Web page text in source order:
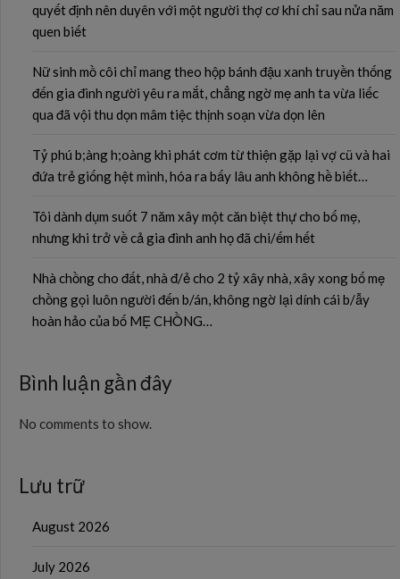
quyết định nên duyên với một người thợ cơ khí chỉ sau nửa năm
quen biết
Nữ sinh mồ côi chỉ mang theo hộp bánh đậu xanh truyền thống
đến gia đình người yêu ra mắt, chẳng ngờ mẹ anh ta vừa liếc
qua đã vội thu dọn mâm tiệc thịnh soạn vừa dọn lên
Tỷ phú b;àng h;oàng khi phát cơm từ thiện gặp lại vợ cũ và hai
đứa trẻ giống hệt mình, hóa ra bấy lâu anh không hề biết…
Tôi dành dụm suốt 7 năm xây một căn biệt thự cho bố mẹ,
nhưng khi trở về cả gia đình anh họ đã chi/ếm hết
Nhà chồng cho đất, nhà đ/ẻ cho 2 tỷ xây nhà, xây xong bố mẹ
chồng gọi luôn người đến b/án, không ngờ lại dính cái b/ẫy
hoàn hảo của bố MẸ CHỒNG…
Bình luận gần đây
No comments to show.
Lưu trữ
August 2026
July 2026